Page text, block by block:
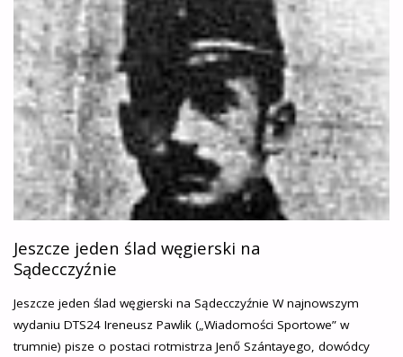
Jeszcze jeden ślad węgierski na
Sądecczyźnie
Jeszcze jeden ślad węgierski na Sądecczyźnie W najnowszym
wydaniu DTS24 Ireneusz Pawlik („Wiadomości Sportowe” w
trumnie) pisze o postaci rotmistrza Jenő Szántayego, dowódcy